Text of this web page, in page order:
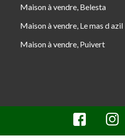
Maison à vendre, Belesta
Maison à vendre, Le mas d azil
Maison à vendre, Puivert